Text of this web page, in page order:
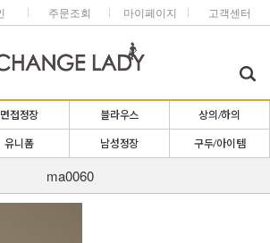
주문조회 마이페이지 고객센터
면접정장 블라우스 상의/하의
유니폼 남성정장 구두/아이템
ma0060